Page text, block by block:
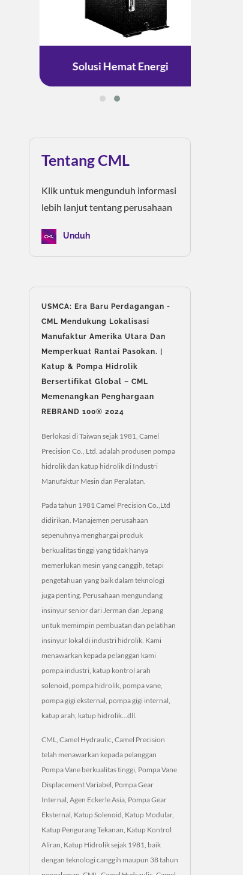
Solusi Hemat Energi
Tentang CML
Klik untuk mengunduh informasi
lebih lanjut tentang perusahaan
Unduh
USMCA: Era Baru Perdagangan -
CML Mendukung Lokalisasi
Manufaktur Amerika Utara Dan
Memperkuat Rantai Pasokan. |
Katup & Pompa Hidrolik
Bersertifikat Global – CML
Memenangkan Penghargaan
REBRAND 100® 2024
Berlokasi di Taiwan sejak 1981, Camel
Precision Co., Ltd. adalah produsen pompa
hidrolik dan katup hidrolik di Industri
Manufaktur Mesin dan Peralatan.
Pada tahun 1981 Camel Precision Co.,Ltd
didirikan. Manajemen perusahaan
sepenuhnya menghargai produk
berkualitas tinggi yang tidak hanya
memerlukan mesin yang canggih, tetapi
pengetahuan yang baik dalam teknologi
juga penting. Perusahaan mengundang
insinyur senior dari Jerman dan Jepang
untuk memimpin pembuatan dan pelatihan
insinyur lokal di industri hidrolik. Kami
menawarkan kepada pelanggan kami
pompa industri, katup kontrol arah
solenoid, pompa hidrolik, pompa vane,
pompa gigi eksternal, pompa gigi internal,
katup arah, katup hidrolik...dll.
CML, Camel Hydraulic, Camel Precision
telah menawarkan kepada pelanggan
Pompa Vane berkualitas tinggi, Pompa Vane
Displacement Variabel, Pompa Gear
Internal, Agen Eckerle Asia, Pompa Gear
Eksternal, Katup Solenoid, Katup Modular,
Katup Pengurang Tekanan, Katup Kontrol
Aliran, Katup Hidrolik sejak 1981, baik
dengan teknologi canggih maupun 38 tahun